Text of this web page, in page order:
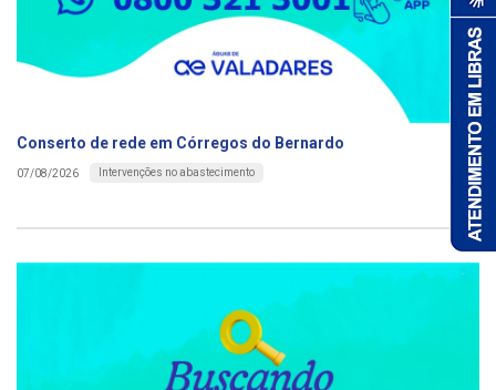
Conserto de rede em Córregos do Bernardo
07/08/2026 Intervenções no abastecimento